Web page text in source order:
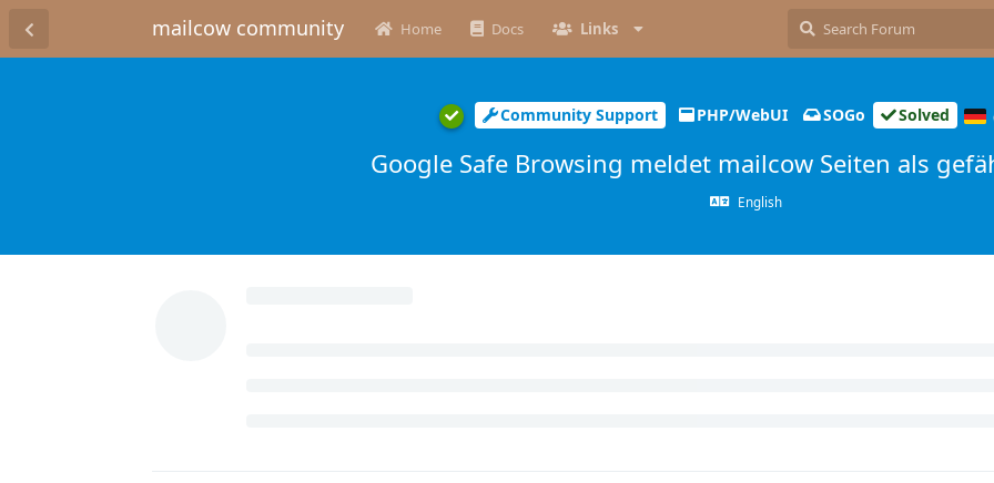
mailcow community Home Docs Links
Community Support PHP/WebUI SOGo Solved
Google Safe Browsing meldet mailcow Seiten als
English